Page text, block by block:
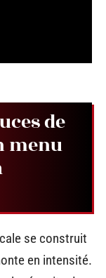
de
menu
se construit
en intensité.